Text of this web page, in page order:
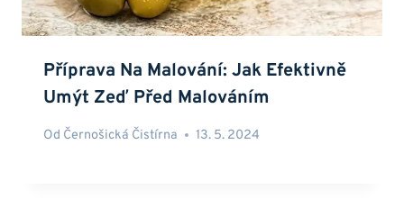
Příprava Na Malování: Jak Efektivně
Umýt Zeď Před Malováním
Od Černošická Čistírna 13. 5. 2024